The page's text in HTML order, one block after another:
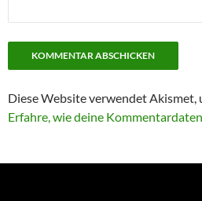
Diese Website verwendet Akismet,
Erfahre, wie deine